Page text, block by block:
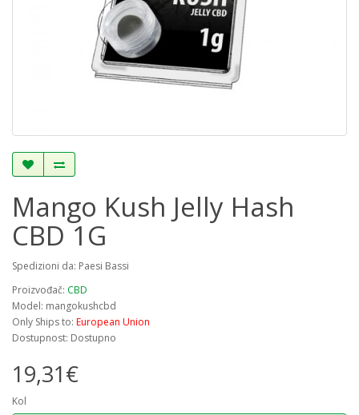
Mango Kush Jelly Hash
CBD 1G
Spedizioni da: Paesi Bassi
Proizvođač: CBD
Model: mangokushcbd
Only Ships to: European Union
Dostupnost: Dostupno
19,31€
Kol